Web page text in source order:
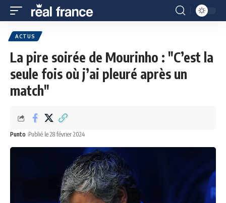
ACTUS
La pire soirée de Mourinho : "C’est la
seule fois où j’ai pleuré après un
match"
Punto Publié le 28 février 2024